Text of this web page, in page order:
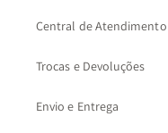
Central de Atendimento
Trocas e Devoluções
Envio e Entrega